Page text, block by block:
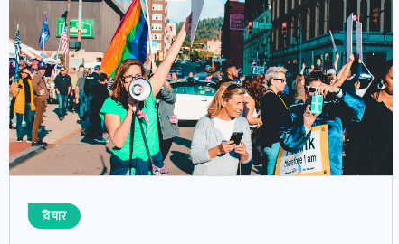
विचार